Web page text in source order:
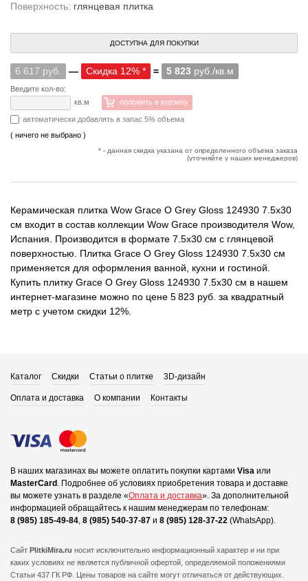
Поверхность: глянцевая плитка
ДОСТУПНА ДЛЯ ПОКУПКИ
6 617 руб. — Скидка 12% * = 5 823 руб./кв.м
Введите кол-во:
кв.м
положить в корзину
автоматически добавлять в запас 5% объема
( ничего не выбрано )
* - данная скидка указана от определенного объема заказа
(уточняйте у наших менеджеров)
Керамическая плитка Wow Grace O Grey Gloss 124930 7.5x30
см входит в состав коллекции Wow Grace производителя Wow,
Испания. Производится в формате 7.5x30 см с глянцевой
поверхностью. Плитка Grace O Grey Gloss 124930 7.5x30 см
применяется для оформления ванной, кухни и гостиной.
Купить плитку Grace O Grey Gloss 124930 7.5x30 см в нашем
интернет-магазине можно по цене 5 823 руб. за квадратный
метр с учетом скидки 12%.
Каталог Скидки Статьи о плитке 3D-дизайн
Оплата и доставка О компании Контакты
В наших магазинах вы можете оплатить покупки картами Visa или
MasterCard . Подробнее об условиях приобретения товара и доставке
вы можете узнать в разделе «Оплата и доставка». За дополнительной
информацией обращайтесь к нашим менеджерам по телефонам:
8 (985) 185-49-84, 8 (985) 540-37-87 и 8 (985) 128-37-22 (WhatsApp).
Сайт PlitkiMira.ru носит исключительно информационный характер и ни при
каких условиях не является публичной офертой, определяемой положениями
Статьи 437 ГК РФ. Цены товаров на сайте могут отличаться от действующих.